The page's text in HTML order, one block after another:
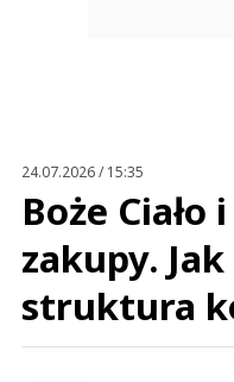
24.07.2026 / 15:35
Boże Ciało
zakupy.
struktura